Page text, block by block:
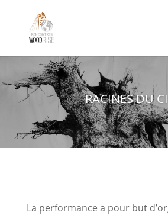
RACINES DU
La performance a pour but